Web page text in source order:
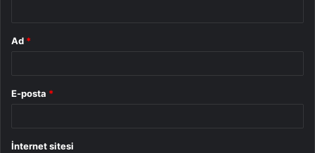
Ad *
E-posta *
İnternet sitesi